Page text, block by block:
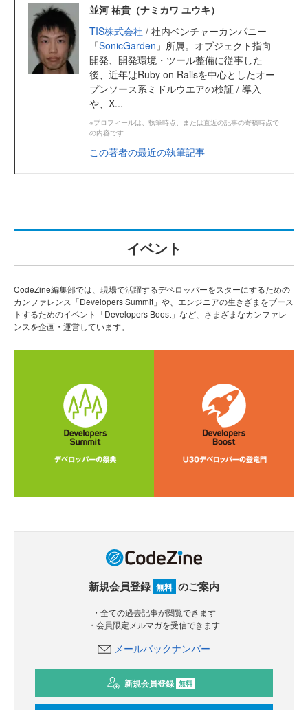
並河 祐貴（ナミカワ ユウキ）
TIS株式会社 / 社内ベンチャーカンパニー
「SonicGarden 」所属。オブジェクト指向
開発、開発環境・ツール整備に従事した
後、近年はRuby on Railsを中心としたオー
プンソース系ミドルウエアの検証 / 導入
や、X...
※プロフィールは、執筆時点、または直近の記事の寄稿時点で
の内容です
この著者の最近の執筆記事
イベント
CodeZine編集部では、現場で活躍するデベロッパーをスターにするための
カンファレンス「Developers Summit」や、エンジニアの生きざまをブース
トするためのイベント「Developers Boost」など、さまざまなカンファレ
ンスを企画・運営しています。
新規会員登録 無料 のご案内
・全ての過去記事が閲覧できます
・会員限定メルマガを受信できます
メールバックナンバー
新規会員登録 無料